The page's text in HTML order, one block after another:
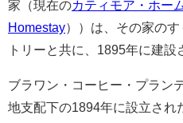
家（現在のカティモア・ホー
Homestay））は、その家の
トリーと共に、1895年に建設
ブラワン・コーヒー・プラン
地支配下の1894年に設立され